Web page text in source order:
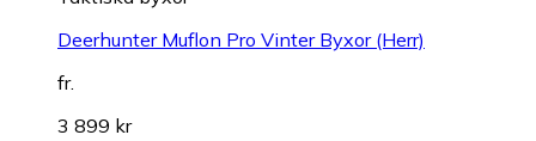
Deerhunter Muflon Pro Vinter Byxor (Herr)
fr.
3 899 kr